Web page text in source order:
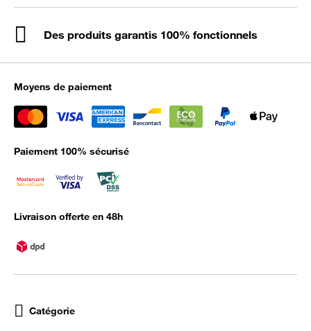
Des produits garantis 100% fonctionnels
Moyens de paiement
Paiement 100% sécurisé
Livraison offerte en 48h
Catégorie